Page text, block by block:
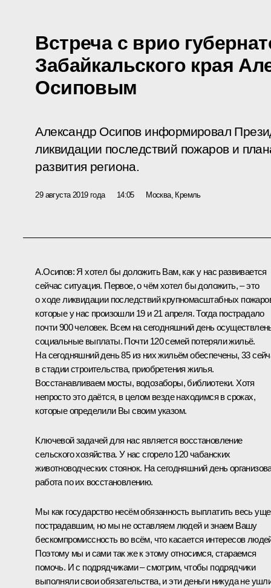
Встреча с врио
Забайкальского края
Осиповым
Александр Осипов информировал
ликвидации последствий пожаров и
развития региона.
29 августа 2019 года 14:05 Москва, Кремль
А.Осипов: Я хотел бы доложить Вам, как у нас развивается
сейчас ситуация. Первое, о чём хотел бы доложить, – это
о ходе ликвидации последствий крупномасштабных
которые у нас произошли 19 и 21 апреля. Тогда пострадало
почти 900 человек. Всем на сегодняшний день
социальные выплаты. Почти 120 семей потеряли жильё.
На сегодняшний день 85 из них жильём обеспечены, 33
в стадии строительства, приобретения жилья.
Восстанавливаем мосты, водозаборы, библиотеки. Хотя
непросто это даётся, в целом везде находимся в сроках,
которые определили Вы своим указом.
Ключевой задачей для нас является восстановление
сельского хозяйства. У нас сгорело 120 чабанских
животноводческих стоянок. На сегодняшний день
работа по их восстановлению.
Мы как государство несём обязанность выплатить весь
пострадавшим, но мы не оставляем людей и знаем Вашу
бескомпромиссность во всём, что касается интересов
Поэтому мы и сами так же к этому относимся, стараемся
помочь. И с подрядчиками – смотрим, чтобы подрядчики
выполняли свои обязательства, и эти деньги никуда не